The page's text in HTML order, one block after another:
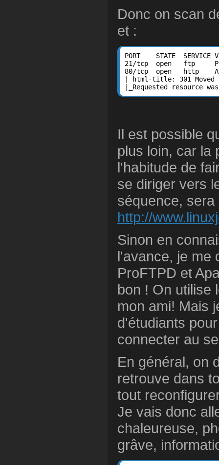
Donc on scan
et :
PORT    STATE  SERVICE
21/tcp  open   ftp
80/tcp  open   http
| html-title: 301 Moved
|_Requested resource
Il est possible
plus loin, car la
l'habitude de
se diriger vers
séquence,
http://
Sinon en
l'avance, je me
ProFTPD et
bon ! On utilise
mon ami! Mais
d'étudiants
connecter au
En général, on
retrouve dans
tout
Je vais donc
chaleureuse,
grâve,